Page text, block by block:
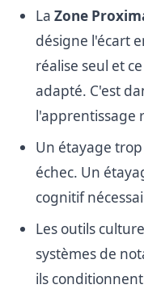
La Zone
désigne l'écart
réalise seul et
adapté. C'est
l'apprentissage
Un étayage
échec. Un
cognitif
Les outils
systèmes de
ils